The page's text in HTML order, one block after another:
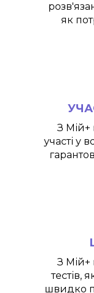
як
З Мій+
участі у
З Мій+
тестів,
швидко